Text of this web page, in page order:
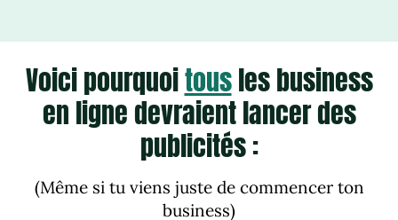
Voici pourquoitousles business
en ligne devraient lancer des
publicités :
(Même si tu viens juste de commencer ton
business)